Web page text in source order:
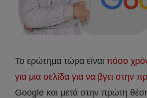
Το ερώτημα τώρα είναι πόσο
για μια σελίδα για να βγει στην
Google και μετά στην πρώτη